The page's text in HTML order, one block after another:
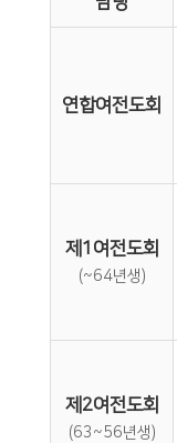
연합여전도회
제1여전도회
(~64년생)
제2여전도회
(63~56년생)